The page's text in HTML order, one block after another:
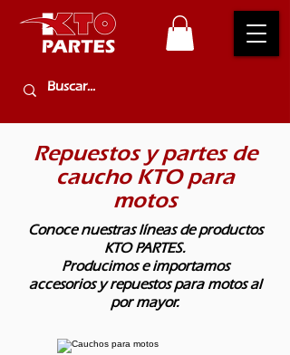
Repuestos y partes de
caucho KTO para
motos
Conoce nuestras líneas de productos
KTO PARTES.
Producimos e importamos
accesorios y repuestos para motos al
por mayor.